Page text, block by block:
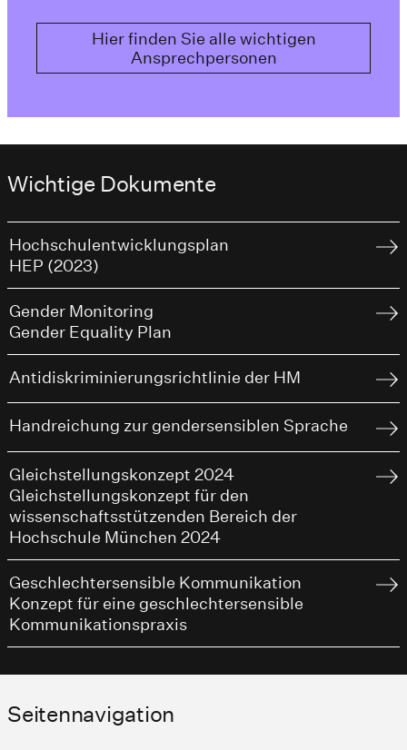
Hier finden Sie alle wichtigen
Ansprechpersonen
Wichtige Dokumente
Hochschulentwicklungsplan
HEP (2023)
Gender Monitoring
Gender Equality Plan
Antidiskriminierungsrichtlinie der HM
Handreichung zur gendersensiblen Sprache
Gleichstellungskonzept 2024
Gleichstellungskonzept für den
wissenschaftsstützenden Bereich der
Hochschule München 2024
Geschlechtersensible Kommunikation
Konzept für eine geschlechtersensible
Kommunikationspraxis
Seitennavigation